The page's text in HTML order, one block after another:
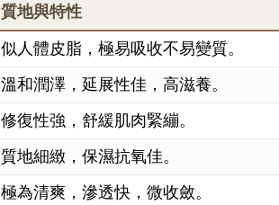
質地與特性
似人體皮脂，極易吸收不易變質。
溫和潤澤，延展性佳，高滋養。
修復性強，舒緩肌肉緊繃。
質地細緻，保濕抗氧佳。
極為清爽，滲透快，微收斂。